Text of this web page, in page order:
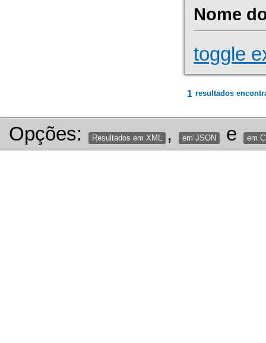
Nome
toggle
1 resultados
Opções: Resultados em XML , em JSON e em